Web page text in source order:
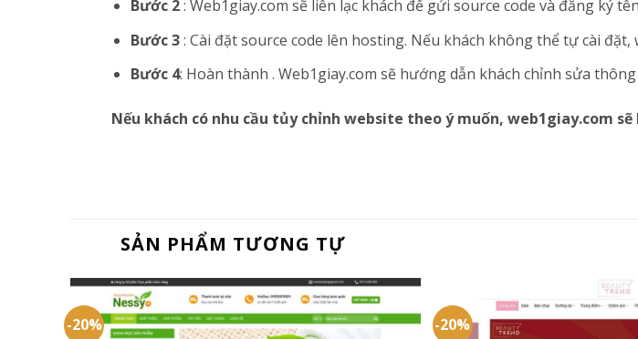
Bước 2: Web1giay.com sẽ liên lạc khách để gửi source code và đăng ký
Bước 3: Cài đặt source code lên hosting. Nếu khách không thể tự cài
Bước 4: Hoàn thành . Web1giay.com sẽ hướng dẫn khách chỉnh sửa
Nếu khách có nhu cầu tủy chỉnh website theo ý muốn, web1giay.com
SẢN PHẨM TƯƠNG TỰ
-20% -20%